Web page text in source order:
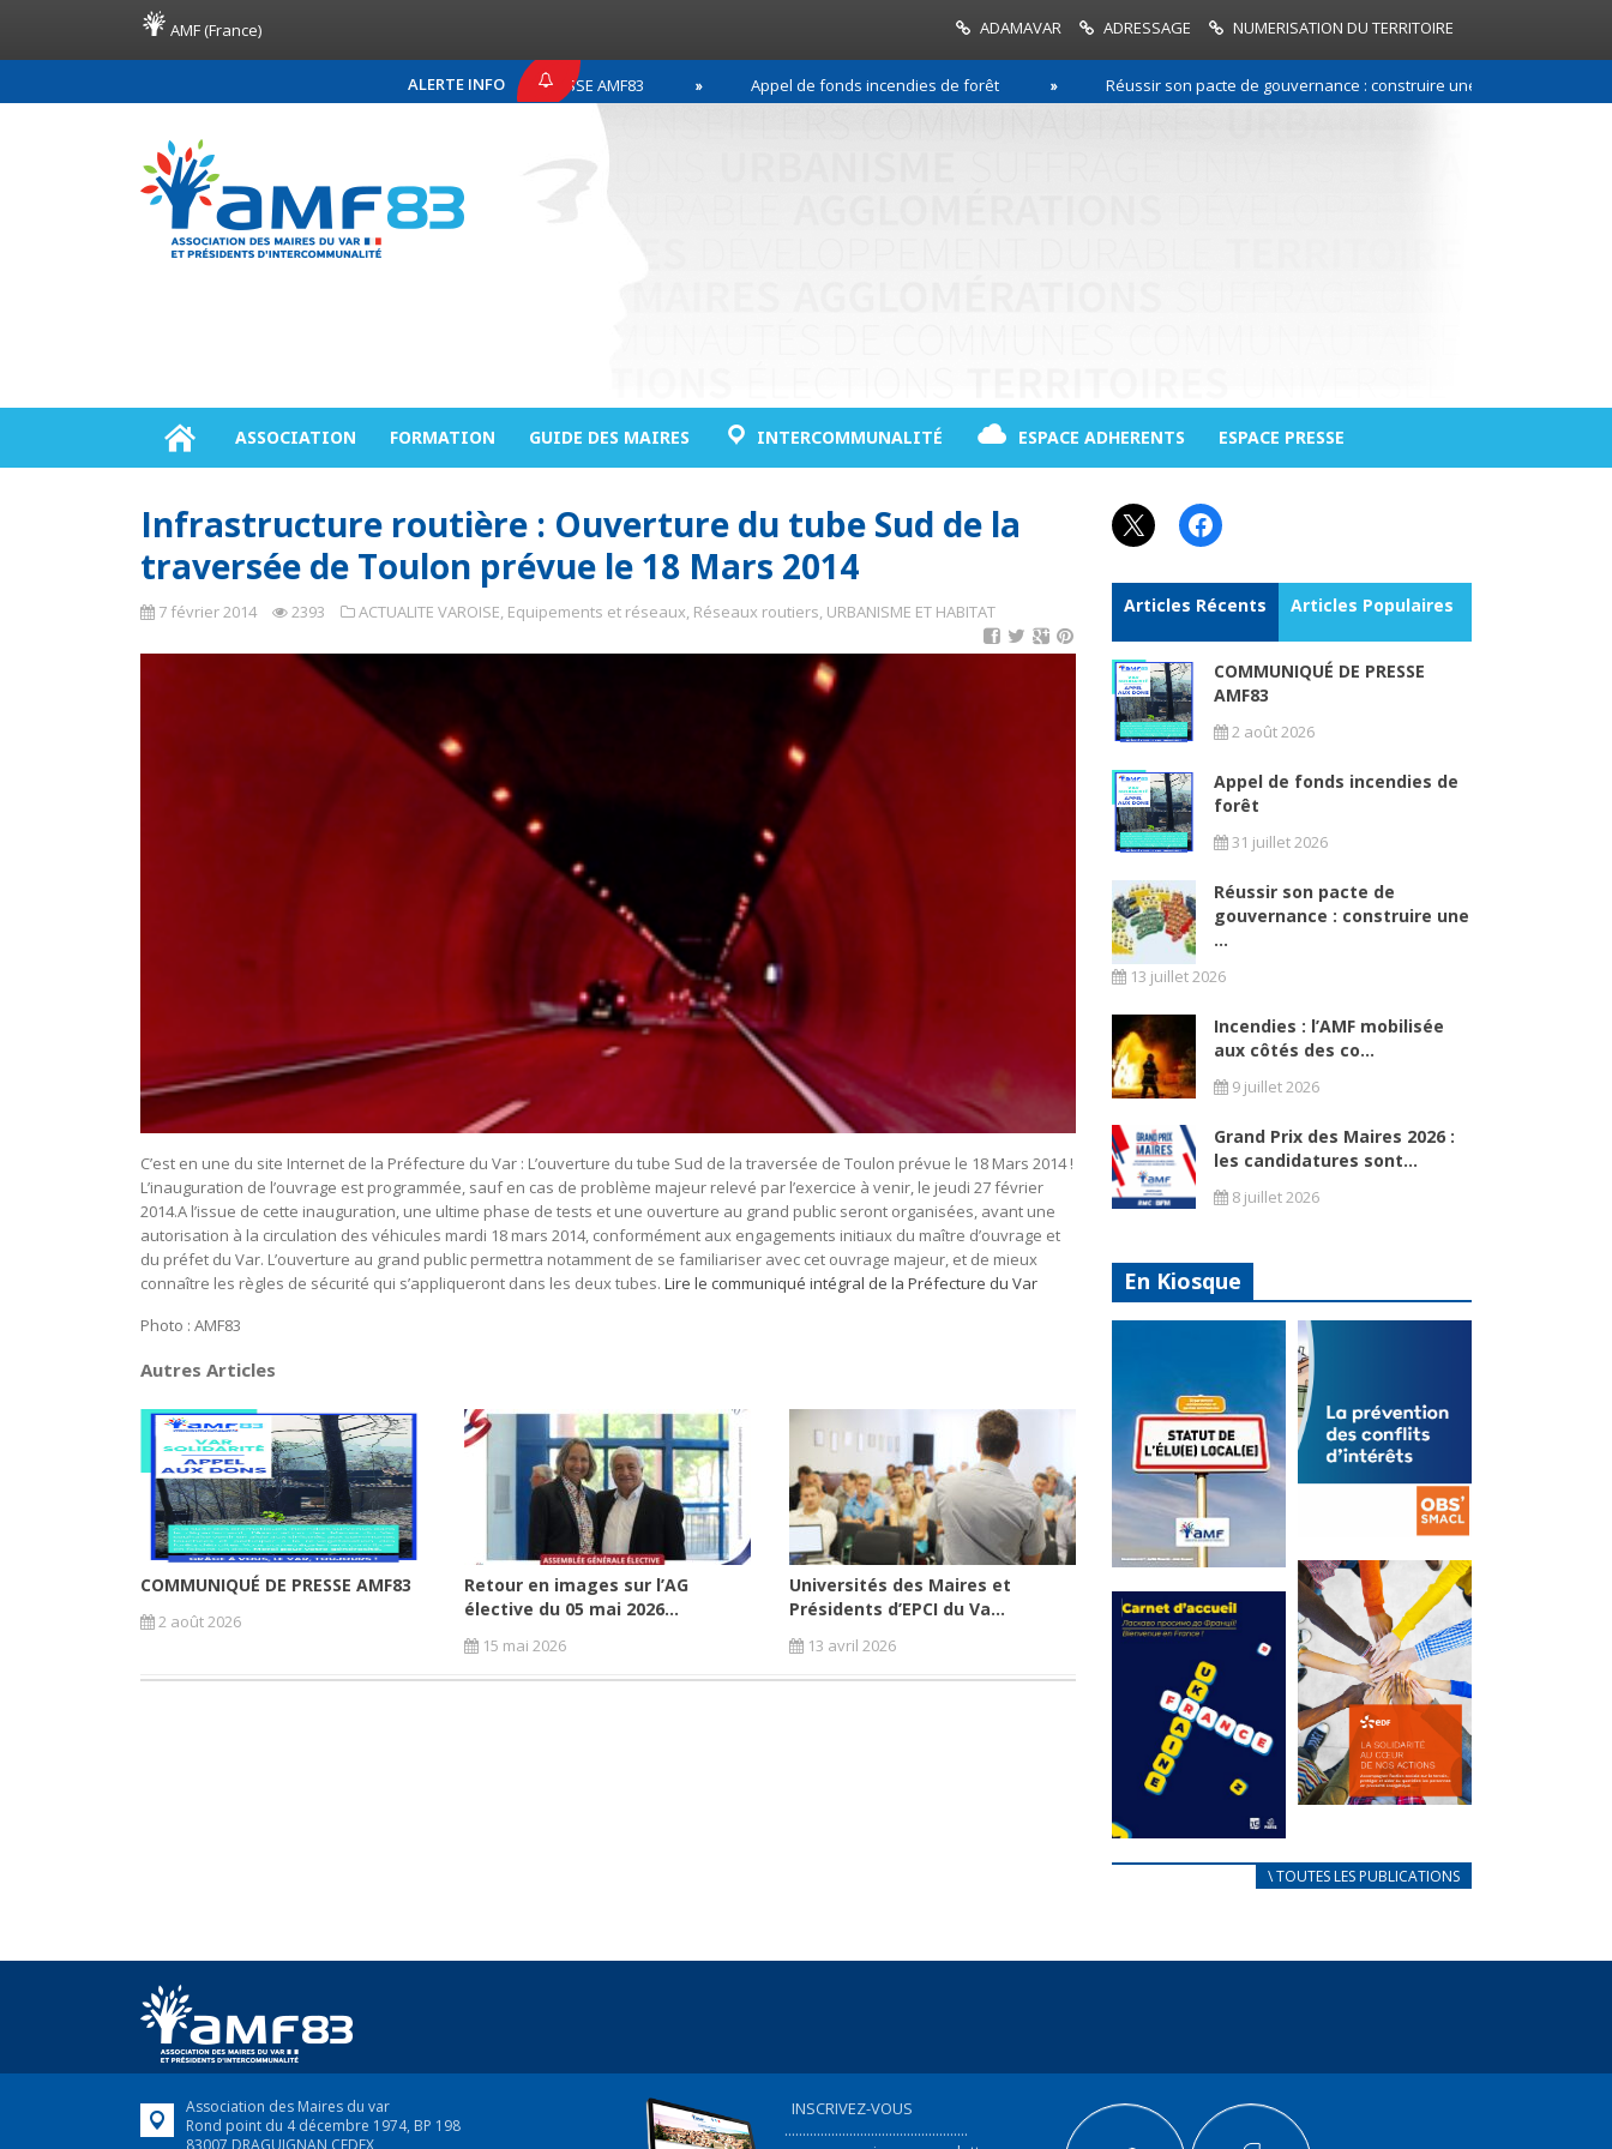
AMF (France) ADAMAVAR ADRESSAGE NUMERISATION DU TERRITOIRE
ALERTE INFO
COMMUNIQUÉ DE PRESSE AMF83 Appel de fonds incendies de forêt Réussir son pacte de gouvernance : construire une relation de
ASSOCIATION FORMATION GUIDE DES MAIRES INTERCOMMUNALITÉ ESPACE ADHERENTS ESPACE PRESSE
Infrastructure routière : Ouverture du tube Sud de la
traversée de Toulon prévue le 18 Mars 2014
7 février 2014 2393 ACTUALITE VAROISE, Equipements et réseaux, Réseaux routiers, URBANISME ET HABITAT
C’est en une du site Internet de la Préfecture du Var : L’ouverture du tube Sud de la traversée de Toulon prévue le 18 Mars 2014 !
L’inauguration de l’ouvrage est programmée, sauf en cas de problème majeur relevé par l’exercice à venir, le jeudi 27 février
2014.A l’issue de cette inauguration, une ultime phase de tests et une ouverture au grand public seront organisées, avant une
autorisation à la circulation des véhicules mardi 18 mars 2014, conformément aux engagements initiaux du maître d’ouvrage et
du préfet du Var. L’ouverture au grand public permettra notamment de se familiariser avec cet ouvrage majeur, et de mieux
connaître les règles de sécurité qui s’appliqueront dans les deux tubes. Lire le communiqué intégral de la Préfecture du Var
Photo : AMF83
Autres Articles
COMMUNIQUÉ DE PRESSE AMF83
2 août 2026
Retour en images sur l’AG
élective du 05 mai 2026...
15 mai 2026
Universités des Maires et
Présidents d’EPCI du Va...
13 avril 2026
X Facebook
Articles Récents Articles Populaires
COMMUNIQUÉ DE PRESSE
AMF83
2 août 2026
Appel de fonds incendies de
forêt
31 juillet 2026
Réussir son pacte de
gouvernance : construire une
...
13 juillet 2026
Incendies : l’AMF mobilisée
aux côtés des co...
9 juillet 2026
Grand Prix des Maires 2026 :
les candidatures sont...
8 juillet 2026
En Kiosque
Statut de
l’élu local
Mise à jour avril
2024
FEUILLETER
La
prévention
des conflits
d’intérêts
18 septembre 2023
FEUILLETER
au coeur de
nos actions
en France,...
FEUILLETER
\ TOUTES LES PUBLICATIONS
Association des Maires du var
Rond point du 4 décembre 1974, BP 198
83007 DRAGUIGNAN CEDEX
INSCRIVEZ-VOUS
...................................................